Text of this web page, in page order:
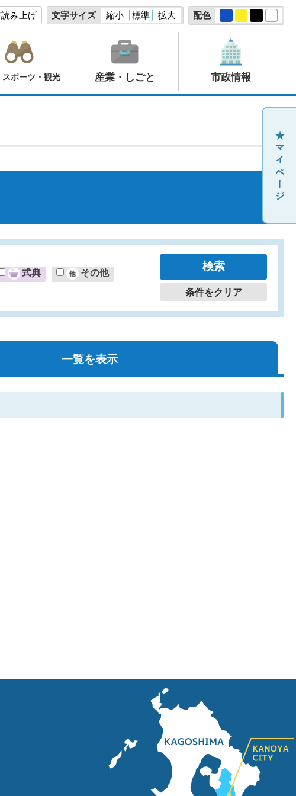
み上げ 文字サイズ 縮小 標準 拡大 配色
スポーツ・観光 産業・しごと 市政情報
式典 その他
条件をクリア
一覧を表示